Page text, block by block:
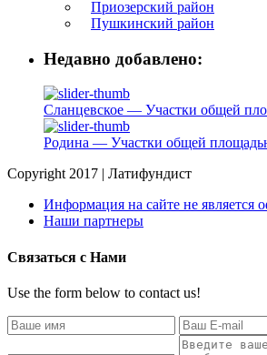
Приозерский район
Пушкинский район
Недавно добавлено:
Сланцевское — Участки общей
Родина — Участки общей
Copyright 2017 | Латифундист
Информация на сайте не является
Наши партнеры
Связаться с Нами
Use the form below to contact us!